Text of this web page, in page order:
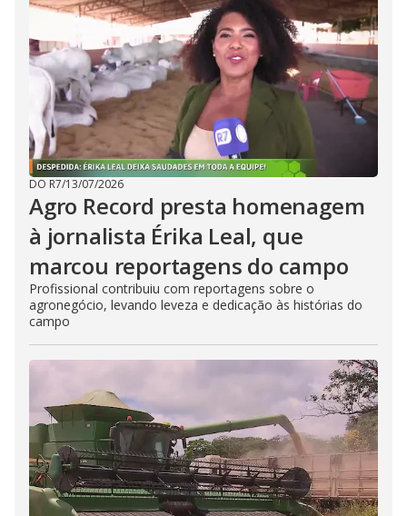
DO R7/13/07/2026
Agro Record presta homenagem
à jornalista Érika Leal, que
marcou reportagens do campo
Profissional contribuiu com reportagens sobre o
agronegócio, levando leveza e dedicação às histórias do
campo